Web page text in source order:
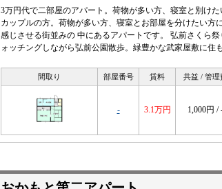
3万円代で二部屋のアパート。荷物が多い方、寝室と別け
カップルの方。荷物が多い方、寝室とお部屋を分けたい
感じさせる街並みの 中にあるアパートです。 弘前さくら
ォッチングしながら弘前公園散歩。緑豊かな武家屋敷に住
間取り 部屋番号 賃料 共益 / 管理
- 3.1万円 1,000円 /